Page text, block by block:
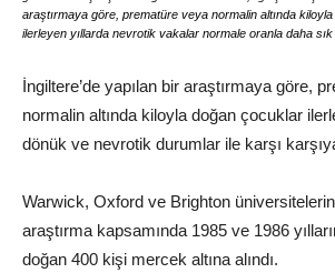
araştırmaya göre, prematüre veya normalin altında
ilerleyen yıllarda nevrotik vakalar normale oranla daha sık
İngiltere’de yapılan bir araştırmaya göre,
normalin altında kiloyla doğan çocuklar
dönük ve nevrotik durumlar ile karşı
Warwick, Oxford ve Brighton
araştırma kapsamında 1985 ve 1986
doğan 400 kişi mercek altına alındı.